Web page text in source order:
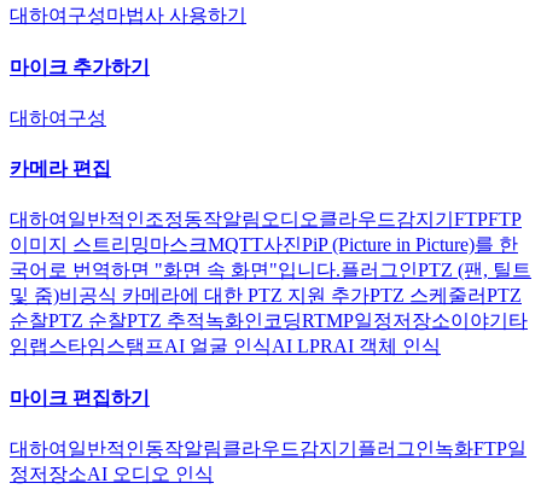
대하여 구성마법사 사용하기
마이크 추가하기
대하여 구성
카메라 편집
대하여 일반적인조정동작알림오디오클라우드감지기 FTPFTP
이미지 스트리밍마스크MQTT사진PiP (Picture in Picture)를 한
국어로 번역하면 "화면 속 화면"입니다.플러그인PTZ (팬, 틸트
및 줌)비공식 카메라에 대한 PTZ 지원 추가PTZ 스케줄러PTZ
순찰PTZ 순찰PTZ 추적녹화인코딩RTMP일정저장소이야기 타
임랩스타임스탬프AI 얼굴 인식AI LPRAI 객체 인식
마이크 편집하기
대하여 일반적인동작알림클라우드감지기 플러그인녹화FTP일
정저장소AI 오디오 인식